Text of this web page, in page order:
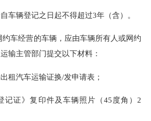
辆登记之日起不得超过3年（含）。
经营的车辆，应由车辆所有人或网约
输主管部门提交以下材料：
汽车运输证换/发申请表；
证》复印件及车辆照片（45度角）2